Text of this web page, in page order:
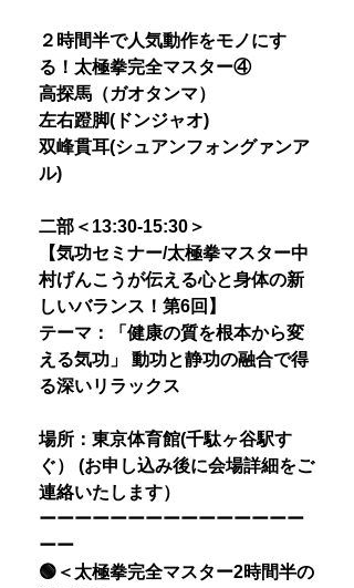
２時間半で人気動作をモノにす
る！太極拳完全マスター④
高探馬（ガオタンマ）
左右蹬脚(ドンジャオ)
双峰貫耳(シュアンフォングァンア
ル)
二部＜13:30-15:30＞
【気功セミナー/太極拳マスター中
村げんこうが伝える心と身体の新
しいバランス！第6回】
テーマ：「健康の質を根本から変
える気功」 動功と静功の融合で得
る深いリラックス
場所：東京体育館(千駄ヶ谷駅す
ぐ） (お申し込み後に会場詳細をご
連絡いたします）
ーーーーーーーーーーーーーーー
ーー
🟢＜太極拳完全マスター2時間半の